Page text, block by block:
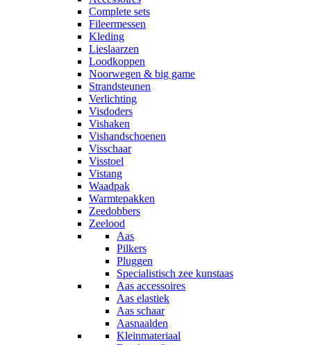
Complete sets
Fileermessen
Kleding
Lieslaarzen
Loodkoppen
Noorwegen & big game
Strandsteunen
Verlichting
Visdoders
Vishaken
Vishandschoenen
Visschaar
Visstoel
Vistang
Waadpak
Warmtepakken
Zeedobbers
Zeelood
Aas
Pilkers
Pluggen
Specialistisch zee kunstaas
Aas accessoires
Aas elastiek
Aas schaar
Aasnaalden
Kleinmateriaal